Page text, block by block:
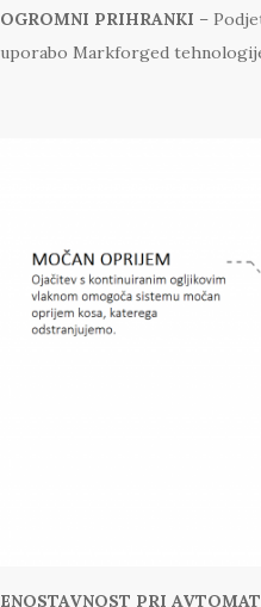
OGROMNI PRIHRANKI –
uporabo Markforged
ENOSTAVNOST PRI